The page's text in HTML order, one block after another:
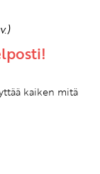
kaiken mitä